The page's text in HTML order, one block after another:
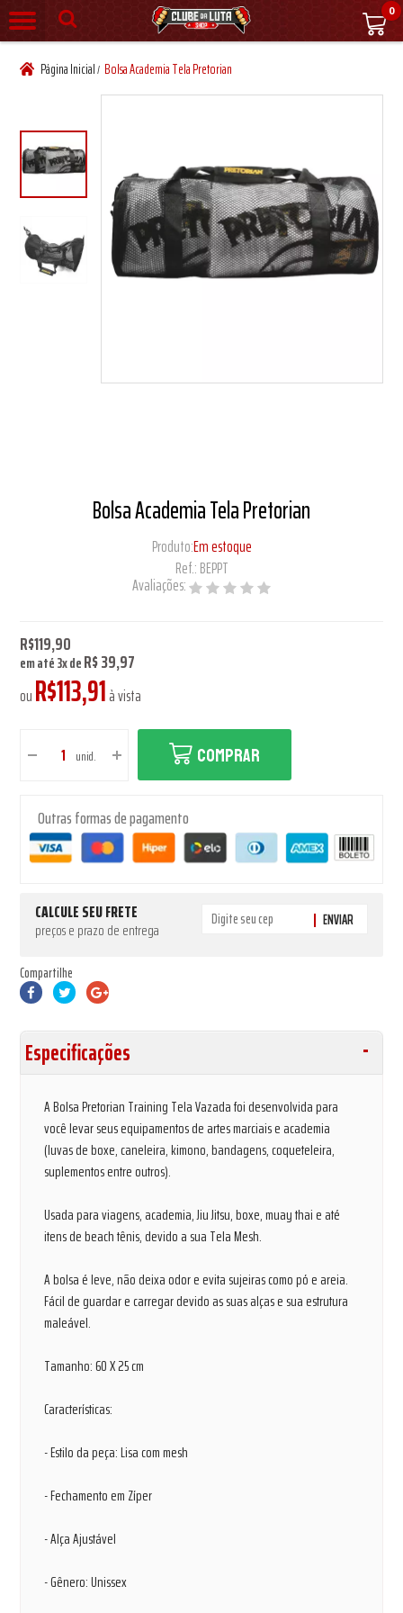
0
Página Inicial/ Bolsa Academia Tela Pretorian
Bolsa Academia Tela Pretorian
Produto:Em estoque
Ref.:BEPPT
Avaliações:
R$119,90
em até3xdeR$ 39,97
ouR$113,91à vista
unid. COMPRAR
Outras formas de pagamento
CALCULE SEU FRETE
preços e prazo de entrega ENVIAR
Compartilhe
Especificações
A Bolsa Pretorian Training Tela Vazada foi desenvolvida para
você levar seus equipamentos de artes marciais e academia
(luvas de boxe, caneleira, kimono, bandagens, coqueteleira,
suplementos entre outros).
Usada para viagens, academia, Jiu Jitsu, boxe, muay thai e até
itens de beach tênis, devido a sua Tela Mesh.
A bolsa é leve, não deixa odor e evita sujeiras como pó e areia.
Fácil de guardar e carregar devido as suas alças e sua estrutura
maleável.
Tamanho: 60 X 25 cm
Características:
- Estilo da peça: Lisa com mesh
- Fechamento em Zíper
- Alça Ajustável
- Gênero: Unissex